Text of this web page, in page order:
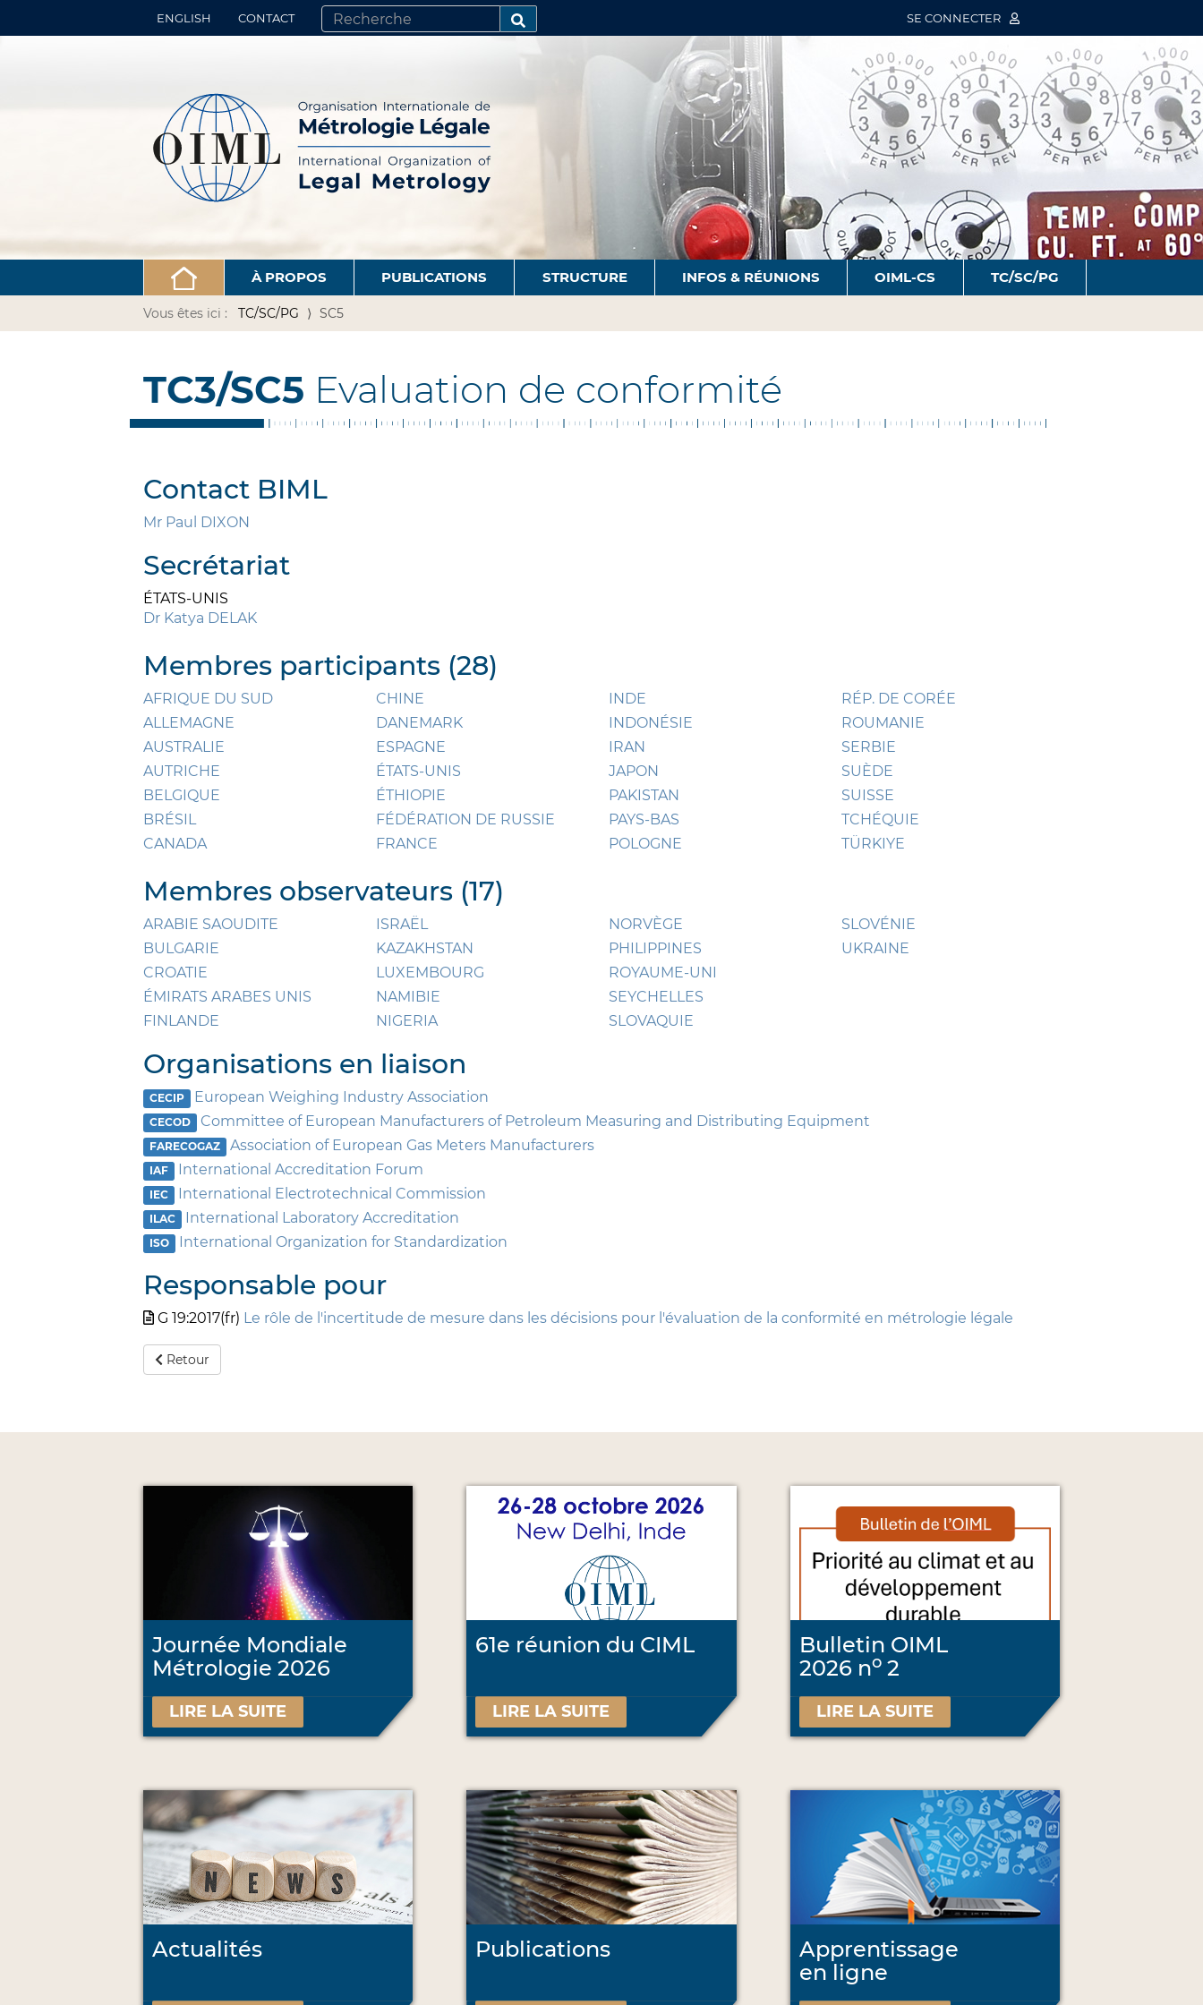
ENGLISH CONTACT
CHERCHER PAR
RECHERCHE AVANCÉE…
SE CONNECTER
À PROPOS PUBLICATIONS STRUCTURE INFOS & RÉUNIONS OIML-CS TC/SC/PG
Vous êtes ici : TC/SC/PG SC5
TC3/SC5 Evaluation de conformité
Contact BIML
Mr Paul DIXON
Secrétariat
ÉTATS-UNIS
Dr Katya DELAK
Membres participants (28)
AFRIQUE DU SUD
ALLEMAGNE
AUSTRALIE
AUTRICHE
BELGIQUE
BRÉSIL
CANADA
CHINE
DANEMARK
ESPAGNE
ÉTATS-UNIS
ÉTHIOPIE
FÉDÉRATION DE RUSSIE
FRANCE
INDE
INDONÉSIE
IRAN
JAPON
PAKISTAN
PAYS-BAS
POLOGNE
RÉP. DE CORÉE
ROUMANIE
SERBIE
SUÈDE
SUISSE
TCHÉQUIE
TÜRKIYE
Membres observateurs (17)
ARABIE SAOUDITE
BULGARIE
CROATIE
ÉMIRATS ARABES UNIS
FINLANDE
ISRAËL
KAZAKHSTAN
LUXEMBOURG
NAMIBIE
NIGERIA
NORVÈGE
PHILIPPINES
ROYAUME-UNI
SEYCHELLES
SLOVAQUIE
SLOVÉNIE
UKRAINE
Organisations en liaison
CECIP European Weighing Industry Association
CECOD Committee of European Manufacturers of Petroleum Measuring and Distributing Equipment
FARECOGAZ Association of European Gas Meters Manufacturers
IAF International Accreditation Forum
IEC International Electrotechnical Commission
ILAC International Laboratory Accreditation
ISO International Organization for Standardization
Responsable pour
G 19:2017(fr) Le rôle de l'incertitude de mesure dans les décisions pour l'évaluation de la conformité en métrologie légale
Retour
Journée Mondiale
Métrologie 2026
LIRE LA SUITE
61e réunion du CIML
LIRE LA SUITE
Bulletin OIML
2026 no2
LIRE LA SUITE
Actualités Publications
Apprentissage
en ligne